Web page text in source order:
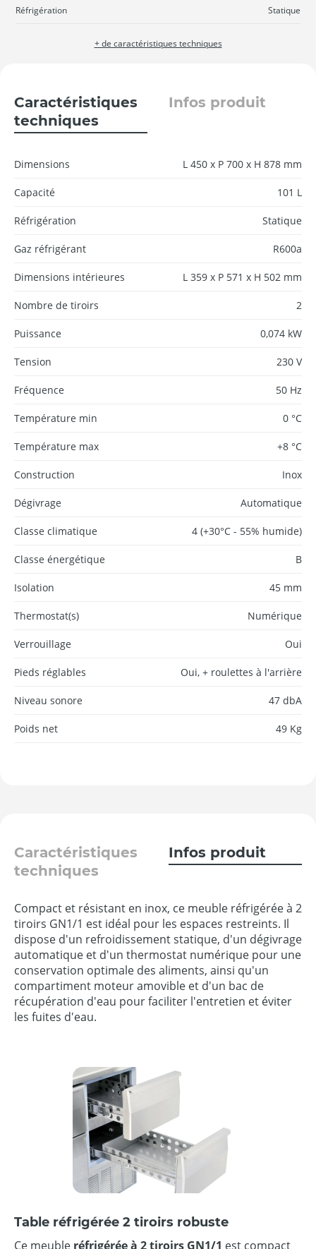
Réfrigération Statique
+ de caractéristiques techniques
Caractéristiques
techniques
Infos produit
Dimensions L 450 x P 700 x H 878 mm
Capacité 101 L
Réfrigération Statique
Gaz réfrigérant R600a
Dimensions intérieures L 359 x P 571 x H 502 mm
Nombre de tiroirs 2
Puissance 0,074 kW
Tension 230 V
Fréquence 50 Hz
Température min 0 °C
Température max +8 °C
Construction Inox
Dégivrage Automatique
Classe climatique 4 (+30°C - 55% humide)
Classe énergétique B
Isolation 45 mm
Thermostat(s) Numérique
Verrouillage Oui
Pieds réglables Oui, + roulettes à l'arrière
Niveau sonore 47 dbA
Poids net 49 Kg
Caractéristiques
techniques
Infos produit
Compact et résistant en inox, ce meuble réfrigérée à 2
tiroirs GN1/1 est idéal pour les espaces restreints. Il
dispose d'un refroidissement statique, d'un dégivrage
automatique et d'un thermostat numérique pour une
conservation optimale des aliments, ainsi qu'un
compartiment moteur amovible et d'un bac de
récupération d'eau pour faciliter l'entretien et éviter
les fuites d'eau.
Table réfrigérée 2 tiroirs robuste
Ce meuble réfrigérée à 2 tiroirs GN1/1 est compact